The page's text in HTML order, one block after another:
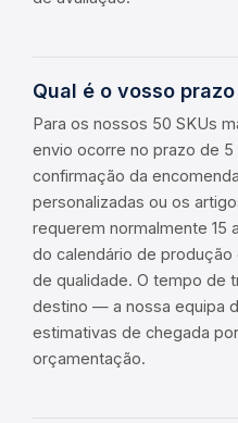
Qual é o vosso
Para os nossos 50 SKUs
envio ocorre no prazo de 5
confirmação da
personalizadas ou os
requerem normalmente 15
do calendário de
de qualidade. O tempo de
destino — a nossa equipa
estimativas de chegada
orçamentação.